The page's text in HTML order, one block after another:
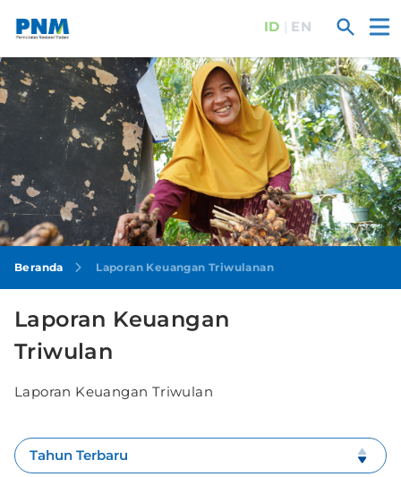
ID | EN
Beranda Laporan Keuangan Triwulanan
Laporan Keuangan
Triwulan
Laporan Keuangan Triwulan
Tahun Terbaru